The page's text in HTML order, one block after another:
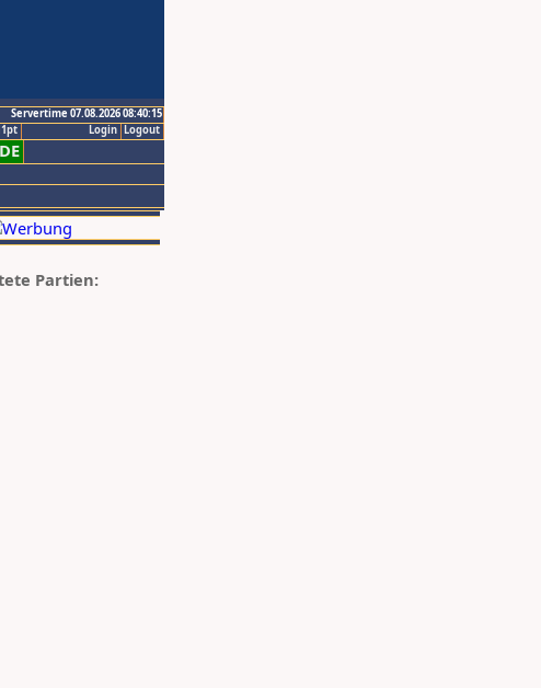
Servertime 07.08.2026 08:40:15
Logout
Login
Partien: